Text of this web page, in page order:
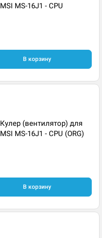
MSI MS-16J1 - CPU
В корзину
Кулер (вентилятор) для
MSI MS-16J1 - CPU (ORG)
В корзину